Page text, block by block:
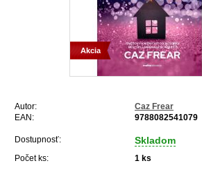
Akcia
Autor:
Caz Frear
EAN:
9788082541079
Dostupnosť: Skladom
Počet ks: 1 ks